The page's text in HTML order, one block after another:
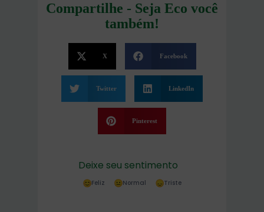
Compartilhe - Seja Eco você
também!
X Facebook
Twitter LinkedIn
Pinterest
Deixe seu sentimento
Feliz Normal Triste